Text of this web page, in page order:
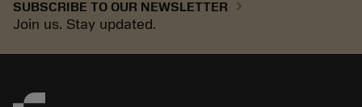
SUBSCRIBE TO OUR NEWSLETTER chevron_right
Join us. Stay updated.